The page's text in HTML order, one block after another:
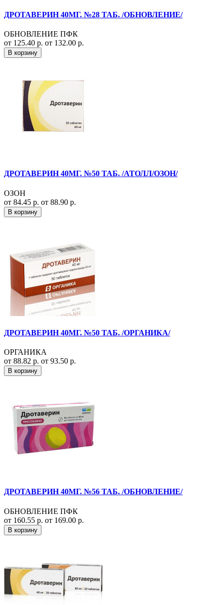
ДРОТАВЕРИН 40МГ. №28 ТАБ. /ОБНОВЛЕНИЕ/
ОБНОВЛЕНИЕ ПФК
от 125.40 р. от 132.00 р.
В корзину
ДРОТАВЕРИН 40МГ. №50 ТАБ. /АТОЛЛ/ОЗОН/
ОЗОН
от 84.45 р. от 88.90 р.
В корзину
ДРОТАВЕРИН 40МГ. №50 ТАБ. /ОРГАНИКА/
ОРГАНИКА
от 88.82 р. от 93.50 р.
В корзину
ДРОТАВЕРИН 40МГ. №56 ТАБ. /ОБНОВЛЕНИЕ/
ОБНОВЛЕНИЕ ПФК
от 160.55 р. от 169.00 р.
В корзину